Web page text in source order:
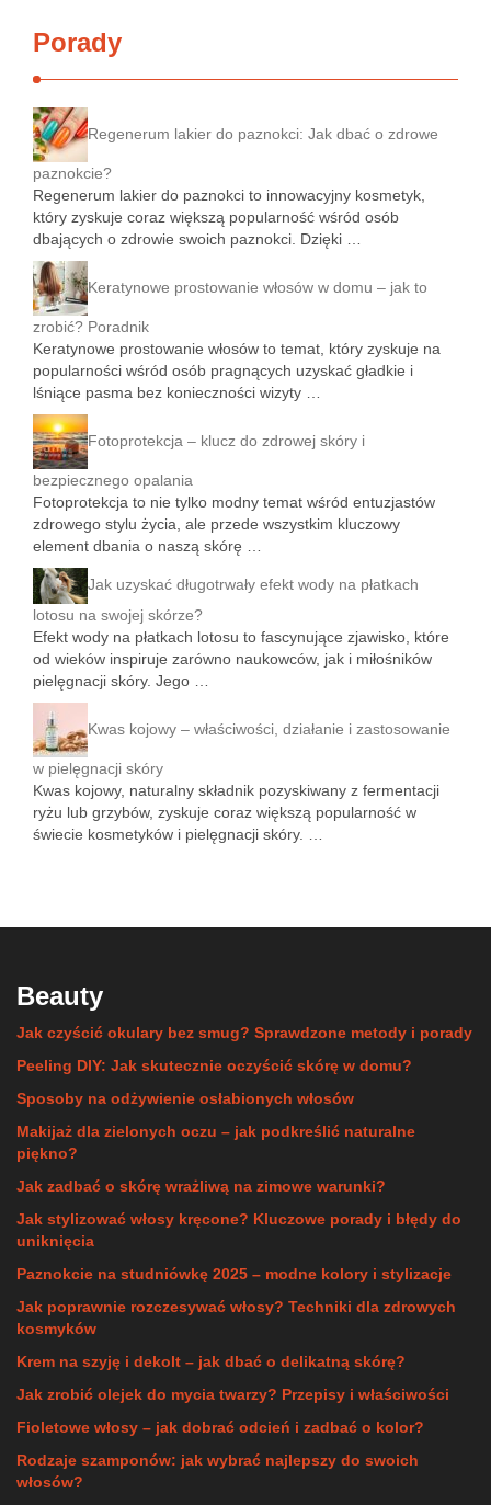
Porady
Regenerum lakier do paznokci: Jak dbać o zdrowe
paznokcie?
Regenerum lakier do paznokci to innowacyjny kosmetyk,
który zyskuje coraz większą popularność wśród osób
dbających o zdrowie swoich paznokci. Dzięki …
Keratynowe prostowanie włosów w domu – jak to
zrobić? Poradnik
Keratynowe prostowanie włosów to temat, który zyskuje na
popularności wśród osób pragnących uzyskać gładkie i
lśniące pasma bez konieczności wizyty …
Fotoprotekcja – klucz do zdrowej skóry i
bezpiecznego opalania
Fotoprotekcja to nie tylko modny temat wśród entuzjastów
zdrowego stylu życia, ale przede wszystkim kluczowy
element dbania o naszą skórę …
Jak uzyskać długotrwały efekt wody na płatkach
lotosu na swojej skórze?
Efekt wody na płatkach lotosu to fascynujące zjawisko, które
od wieków inspiruje zarówno naukowców, jak i miłośników
pielęgnacji skóry. Jego …
Kwas kojowy – właściwości, działanie i zastosowanie
w pielęgnacji skóry
Kwas kojowy, naturalny składnik pozyskiwany z fermentacji
ryżu lub grzybów, zyskuje coraz większą popularność w
świecie kosmetyków i pielęgnacji skóry. …
Beauty
Jak czyścić okulary bez smug? Sprawdzone metody i porady
Peeling DIY: Jak skutecznie oczyścić skórę w domu?
Sposoby na odżywienie osłabionych włosów
Makijaż dla zielonych oczu – jak podkreślić naturalne
piękno?
Jak zadbać o skórę wrażliwą na zimowe warunki?
Jak stylizować włosy kręcone? Kluczowe porady i błędy do
uniknięcia
Paznokcie na studniówkę 2025 – modne kolory i stylizacje
Jak poprawnie rozczesywać włosy? Techniki dla zdrowych
kosmyków
Krem na szyję i dekolt – jak dbać o delikatną skórę?
Jak zrobić olejek do mycia twarzy? Przepisy i właściwości
Fioletowe włosy – jak dobrać odcień i zadbać o kolor?
Rodzaje szamponów: jak wybrać najlepszy do swoich
włosów?